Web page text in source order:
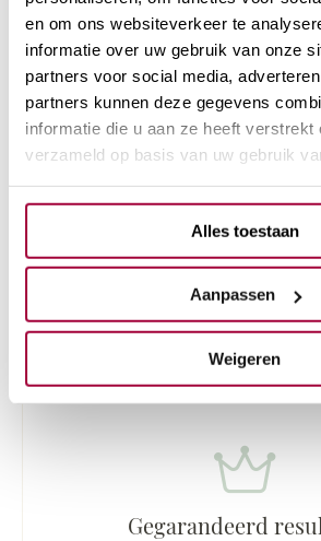
en om ons websiteverkeer te
informatie over uw gebruik van onze
partners voor social media,
partners kunnen deze gegevens
informatie die u aan ze heeft verstrekt
verzameld op basis van uw gebruik
Alles toestaan
Aanpassen
Weigeren
resultaat
Tijdens onze huidverbeterende
maken we gebruik van de beste
producten van professionele
Skintech, XL Hair Vitamins,
is een stralende en mooie huid.
weten wat de
huidverbetering? Plan dan
vrijblijvende eerste intake
huidtherapeuten helpen je
Gegarandeerd